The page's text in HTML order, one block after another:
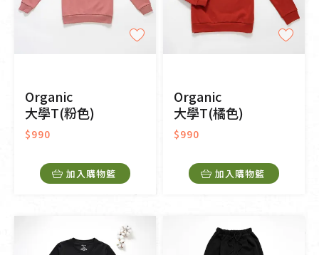
Organic
大學T(粉色)
$990
加入購物籃
Organic
大學T(橘色)
$990
加入購物籃